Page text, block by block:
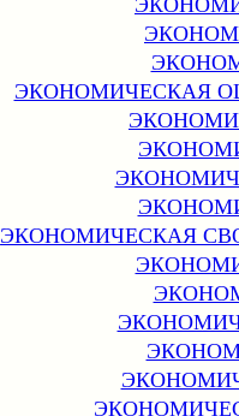
ЭКОНОМИЧЕСКАЯ
ЭКОНОМИЧЕСКАЯ